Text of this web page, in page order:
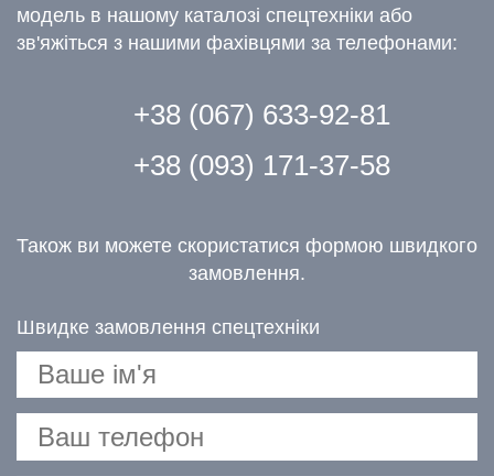
модель в нашому каталозі спецтехніки або
зв'яжіться з нашими фахівцями за телефонами:
+38 (067) 633-92-81
+38 (093) 171-37-58
Також ви можете скористатися формою швидкого
замовлення.
Швидке замовлення спецтехніки